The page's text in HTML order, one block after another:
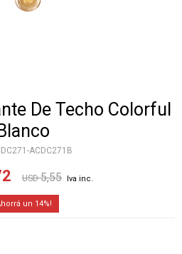
De Techo Colorful
Blanco
ACDC271B
USD 5,55
14